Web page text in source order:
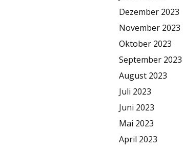
Dezember 2023
November 2023
Oktober 2023
September 2023
August 2023
Juli 2023
Juni 2023
Mai 2023
April 2023